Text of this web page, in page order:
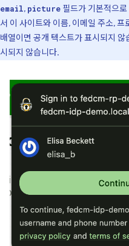
email, picture 필드가 기본적으
서 이 사이트와 이름, 이메일 주소,
배열이면 공개 텍스트가 표시되지
시되지 않습니다.